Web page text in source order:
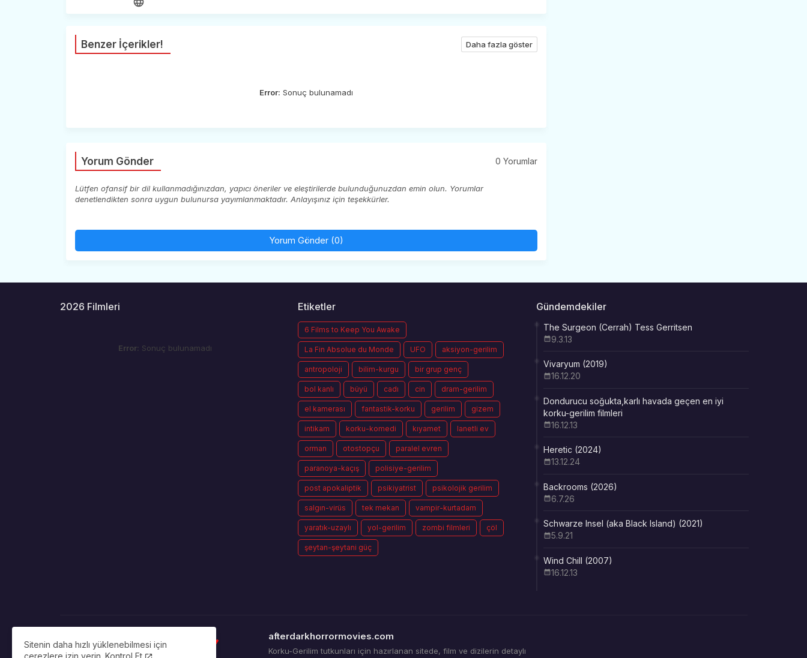
Benzer İçerikler! Daha fazla göster
Error: Sonuç bulunamadı
Yorum Gönder 0 Yorumlar
Lütfen ofansif bir dil kullanmadığınızdan, yapıcı öneriler ve eleştirilerde bulunduğunuzdan emin olun. Yorumlar
denetlendikten sonra uygun bulunursa yayımlanmaktadır. Anlayışınız için teşekkürler.
Yorum Gönder (0)
2026 Filmleri
Error: Sonuç bulunamadı
Etiketler
6 Films to Keep You Awake
La Fin Absolue du Monde UFO aksiyon-gerilim
antropoloji bilim-kurgu bir grup genç
bol kanlı büyü cadı cin dram-gerilim
el kamerası fantastik-korku gerilim gizem
intikam korku-komedi kıyamet lanetli ev
orman otostopçu paralel evren
paranoya-kaçış polisiye-gerilim
post apokaliptik psikiyatrist psikolojik gerilim
salgın-virüs tek mekan vampir-kurtadam
yaratık-uzaylı yol-gerilim zombi filmleri çöl
şeytan-şeytani güç
Gündemdekiler
The Surgeon (Cerrah) Tess Gerritsen
9.3.13
Vivaryum (2019)
16.12.20
Dondurucu soğukta,karlı havada geçen en iyi
korku-gerilim filmleri
16.12.13
Heretic (2024)
13.12.24
Backrooms (2026)
6.7.26
Schwarze Insel (aka Black Island) (2021)
5.9.21
Wind Chill (2007)
16.12.13
afterdarkhorrormovies.com
Korku-Gerilim tutkunları için hazırlanan sitede, film ve dizilerin detaylı
Sitenin daha hızlı yüklenebilmesi için